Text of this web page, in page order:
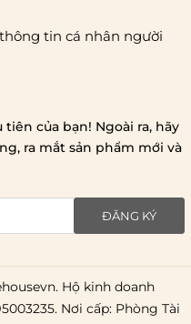
vận chuyển
miễn phí ship
tin cá nhân người
tiên của bạn! Ngoài ra, hãy
ra mắt sản phẩm mới và
ĐĂNG KÝ
Hộ kinh doanh
Nơi cấp: Phòng Tài